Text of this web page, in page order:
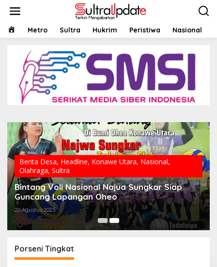
HOMEMetro Sultra Hukrim Peristiwa Nasional
Berita Desa, Headline, Konawe Utara, Nasional,
Olahraga, Sultra
Bintang Voli Nasional Najua Sungkar Siap
Guncang Lapangan Oheo
20 Agustus 2025
Porseni Tingkat